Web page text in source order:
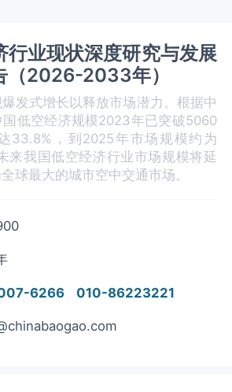
行业现状深度研究与发展
（2026-2033年）
发式增长以释放市场潜力。根据中
国低空经济规模2023年已突破5060
33.8%，到2025年市场规模约为
来我国低空经济行业市场规模将延
球最大的城市空中交通市场。
6266 010-86223221